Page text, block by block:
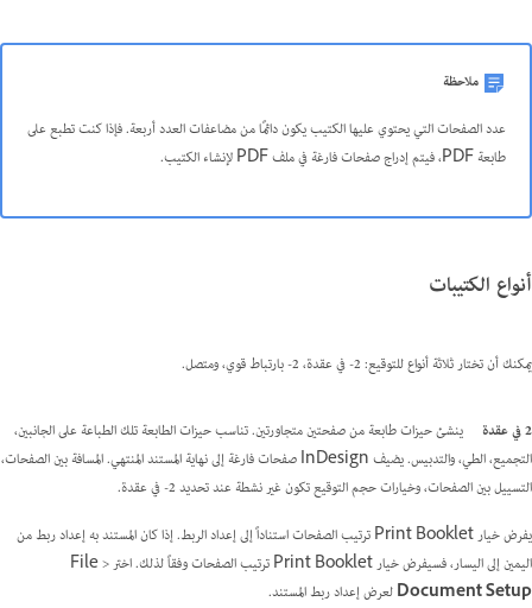
ملاحظة
عدد الصفحات التي يحتوي عليها الكتيب يكون دائمًا من مضاعفات العدد أربعة. فإذا كنت تطبع على
طابعة PDF، فيتم إدراج صفحات فارغة في ملف PDF لإنشاء الكتيب.
أنواع الكتيبات
يمكنك أن تختار ثلاثة أنواع للتوقيع: 2- في عقدة، 2- بارتباط قوي، ومتصل.
2 في عقدة
ينشئ حيزات طابعة من صفحتين متجاورتين. تناسب حيزات الطابعة تلك الطباعة على الجانبين،
التجميع، الطي، والتدبيس. يضيف InDesign صفحات فارغة إلى نهاية المستند المنتهي. المسافة بين الصفحات،
التسييل بين الصفحات، وخيارات حجم التوقيع تكون غير نشطة عند تحديد 2- في عقدة.
يفرض خيار Print Booklet ترتيب الصفحات استناداً إلى إعداد الربط. إذا كان المستند به إعداد ربط من
اليمين إلى اليسار، فسيفرض خيار Print Booklet ترتيب الصفحات وفقاً لذلك. اختر File >
Document Setupلعرض إعداد ربط المستند.